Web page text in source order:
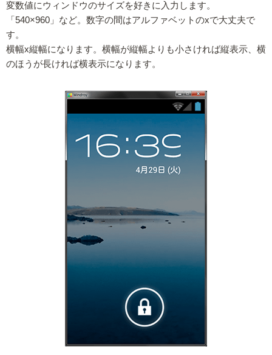
変数値にウィンドウのサイズを好きに入力します。
「540×960」など。数字の間はアルファベットのxで大丈夫で
す。
横幅x縦幅になります。横幅が縦幅よりも小さければ縦表示、横
のほうが長ければ横表示になります。